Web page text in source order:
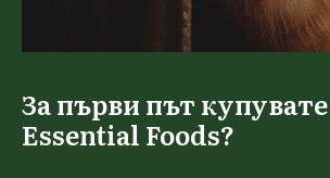
За първи път купувате
Essential Foods?